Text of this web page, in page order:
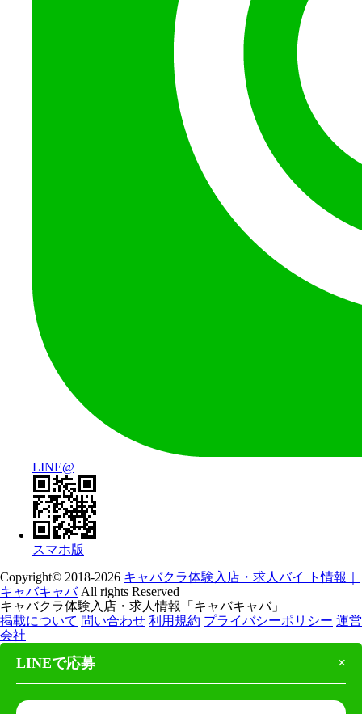
LINE@
スマホ版
Copyright© 2018-2026 キャバクラ体験入店・求人バイ ト情報｜
キャバキャバAll rights Reserved
キャバクラ体験入店・求人情報「キャバキャバ」
掲載について 問い合わせ 利用規約 プライバシーポリシー 運営
会社
LINEで応募 ×